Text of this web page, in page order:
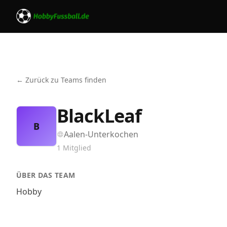
← Zurück zu Teams finden
B BlackLeaf
Aalen-Unterkochen
1 Mitglied
ÜBER DAS TEAM
Hobby